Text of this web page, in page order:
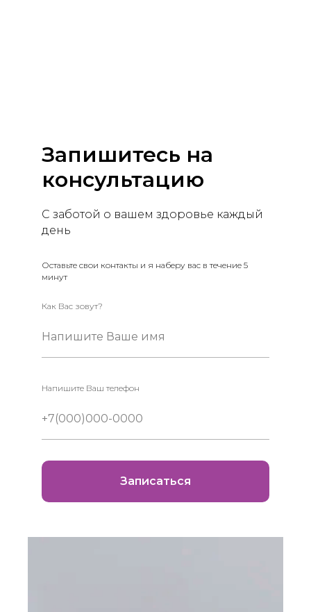
Запишитесь на
консультацию
С заботой о вашем здоровье каждый
день
Оставьте свои контакты и я наберу вас в течение 5
минут
Как Вас зовут?
Напишите Ваше имя
Напишите Ваш телефон
+7(000)000-0000
Записаться